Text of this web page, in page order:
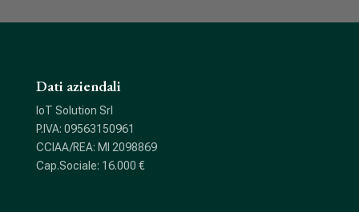
Dati aziendali
IoT Solution Srl
P.IVA: 09563150961
CCIAA/REA: MI 2098869
Cap.Sociale: 16.000 €